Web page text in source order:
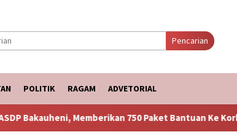
Pencarian
POLITIK RAGAM ADVETORIAL
Memberikan 750 Paket Bantuan Ke Korban Banjir